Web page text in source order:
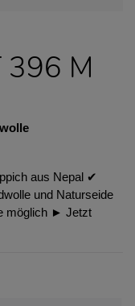
396 M
aus Nepal ✔︎
und Naturseide
möglich ► Jetzt